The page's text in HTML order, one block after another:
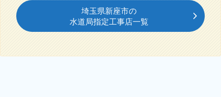
埼玉県新座市の
水道局指定工事店一覧